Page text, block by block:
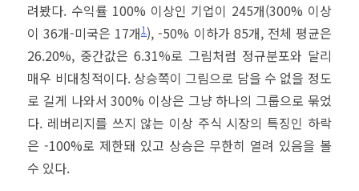
려봤다. 수익률 100% 이상인 기업이 245개(300% 이상
이 36개-미국은 17개1 ), -50% 이하가 85개, 전체 평균은
26.20%, 중간값은 6.31%로 그림처럼 정규분포와 달리
매우 비대칭적이다. 상승쪽이 그림으로 담을 수 없을 정도
로 길게 나와서 300% 이상은 그냥 하나의 그룹으로 묶었
다. 레버리지를 쓰지 않는 이상 주식 시장의 특징인 하락
은 -100%로 제한돼 있고 상승은 무한히 열려 있음을 볼
수 있다.